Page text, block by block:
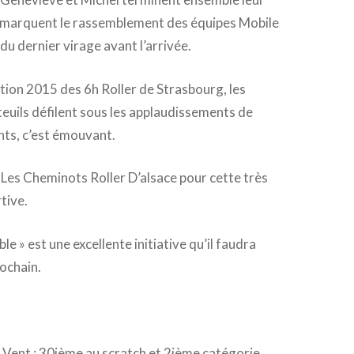
le rassemblement des équipes Mobile
dernier virage avant l’arrivée.
2015 des 6h Roller de Strasbourg, les
défilent sous les applaudissements de
c’est émouvant.
Cheminots Roller D’alsace pour cette très
» est une excellente initiative qu’il faudra